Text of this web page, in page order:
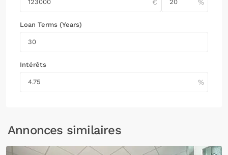
Loan Terms (Years)
Intérêts
Annonces similaires
Marseille